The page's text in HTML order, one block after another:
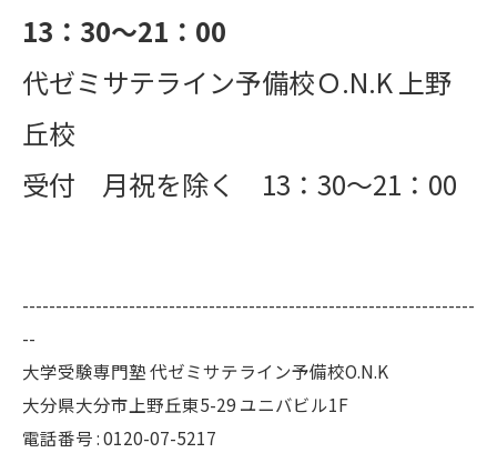
13：30～21：00
代ゼミサテライン予備校Ｏ.N.K 上野
丘校
受付 月祝を除く 13：30～21：00
--------------------------------------------------------------------
--
大学受験専門塾 代ゼミサテライン予備校O.N.K
大分県大分市上野丘東5-29 ユニバビル1F
電話番号 : 0120-07-5217